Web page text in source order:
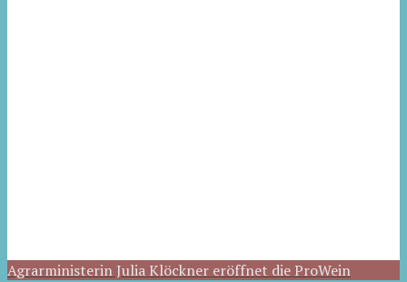
Agrarministerin Julia Klöckner eröffnet die ProWein